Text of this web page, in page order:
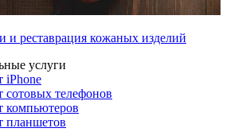
и реставрация кожаных изделий
услуги
iPhone
сотовых телефонов
компьютеров
планшетов